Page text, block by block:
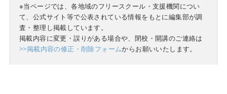
※当ページでは、各地域のフリースクール・支援機関につい
て、公式サイト等で公表されている情報をもとに編集部が調
査・整理し掲載しています。
掲載内容に変更・誤りがある場合や、閉校・開講のご連絡は
>>掲載内容の修正・削除フォームからお願いいたします。